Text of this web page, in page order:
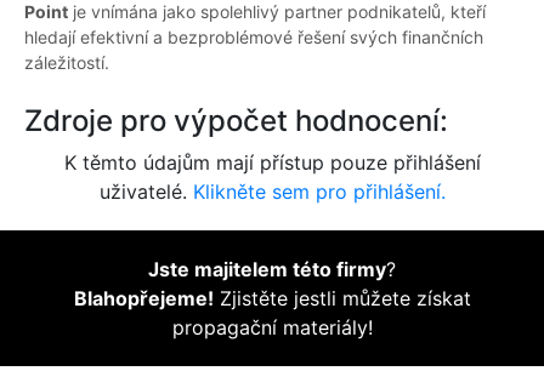
Point je vnímána jako spolehlivý partner podnikatelů, kteří
hledají efektivní a bezproblémové řešení svých finančních
záležitostí.
Zdroje pro výpočet hodnocení:
K těmto údajům mají přístup pouze přihlášení
uživatelé. Klikněte sem pro přihlášení.
Jste majitelem této firmy?
Blahopřejeme! Zjistěte jestli můžete získat
propagační materiály!